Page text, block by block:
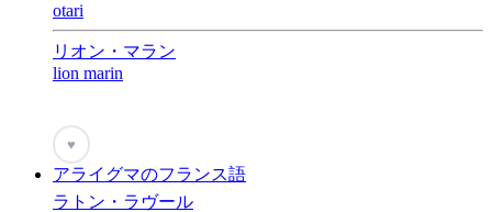
otari
リオン・マラン
lion marin
♥
アライグマのフランス語
ラトン・ラヴール